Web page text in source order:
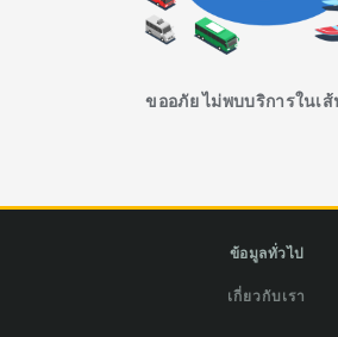
ขออภัย ไม่พบบริการในเ
ข้อมูลทั่วไป
เกี่ยวกับเรา